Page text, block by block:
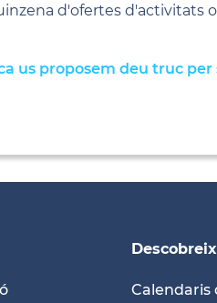
d'ofertes d'activitats
us proposem deu truc per
Calendaris